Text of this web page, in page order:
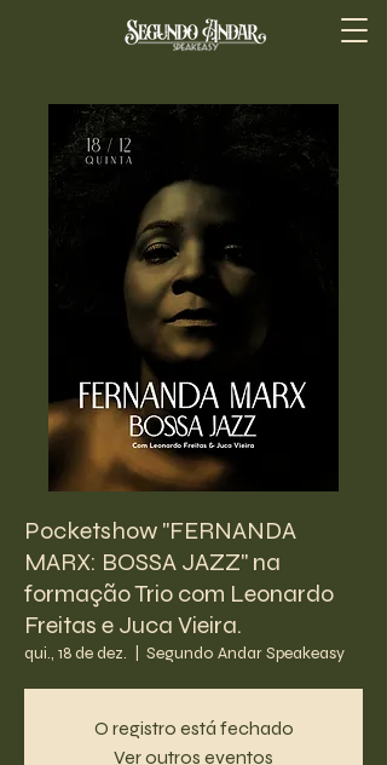
Pocketshow "FERNANDA
MARX: BOSSA JAZZ" na
formação Trio com Leonardo
Freitas e Juca Vieira.
qui., 18 de dez. Segundo Andar Speakeasy
O registro está fechado
Ver outros eventos